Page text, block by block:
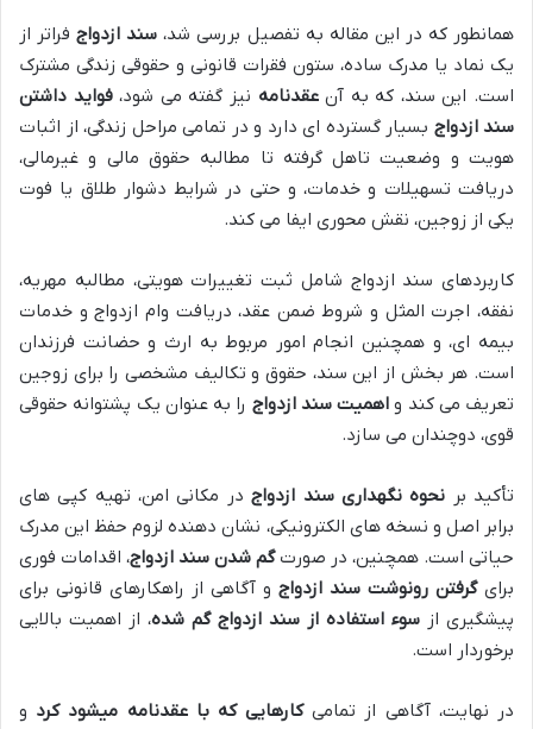
همانطور که در این مقاله به تفصیل بررسی شد، سند ازدواجفراتر از
یک نماد یا مدرک ساده، ستون فقرات قانونی و حقوقی زندگی مشترک
است. این سند، که به آنعقدنامه نیز گفته می شود،فواید داشتن
سند ازدواج بسیار گسترده ای دارد و در تمامی مراحل زندگی، از اثبات
هویت و وضعیت تاهل گرفته تا مطالبه حقوق مالی و غیرمالی،
دریافت تسهیلات و خدمات، و حتی در شرایط دشوار طلاق یا فوت
یکی از زوجین، نقش محوری ایفا می کند.
کاربردهای سند ازدواج شامل ثبت تغییرات هویتی، مطالبه مهریه،
نفقه، اجرت المثل و شروط ضمن عقد، دریافت وام ازدواج و خدمات
بیمه ای، و همچنین انجام امور مربوط به ارث و حضانت فرزندان
است. هر بخش از این سند، حقوق و تکالیف مشخصی را برای زوجین
تعریف می کند و اهمیت سند ازدواج را به عنوان یک پشتوانه حقوقی
قوی، دوچندان می سازد.
تأکید بر نحوه نگهداری سند ازدواجدر مکانی امن، تهیه کپی های
برابر اصل و نسخه های الکترونیکی، نشان دهنده لزوم حفظ این مدرک
حیاتی است. همچنین، در صورتگم شدن سند ازدواج، اقدامات فوری
برایگرفتن رونوشت سند ازدواج و آگاهی از راهکارهای قانونی برای
پیشگیری از سوء استفاده از سند ازدواج گم شده، از اهمیت بالایی
برخوردار است.
در نهایت، آگاهی از تمامیکارهایی که با عقدنامه میشود کرد و